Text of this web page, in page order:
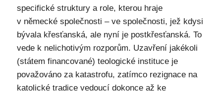
specifické struktury a role, kterou hraje
v německé společnosti – ve společnosti, jež kdysi
bývala křesťanská, ale nyní je postkřesťanská. To
vede k nelichotivým rozporům. Uzavření jakékoli
(státem financované) teologické instituce je
považováno za katastrofu, zatímco rezignace na
katolické tradice vedoucí dokonce až ke